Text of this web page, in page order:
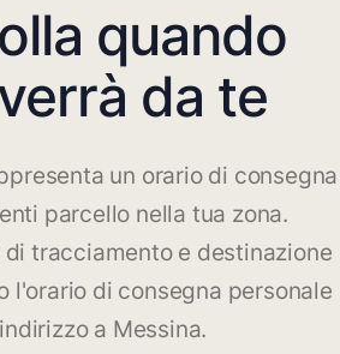
quando
da te
un orario di consegna
parcello nella tua zona.
di tracciamento e destinazione
l'orario di consegna personale
a Messina.